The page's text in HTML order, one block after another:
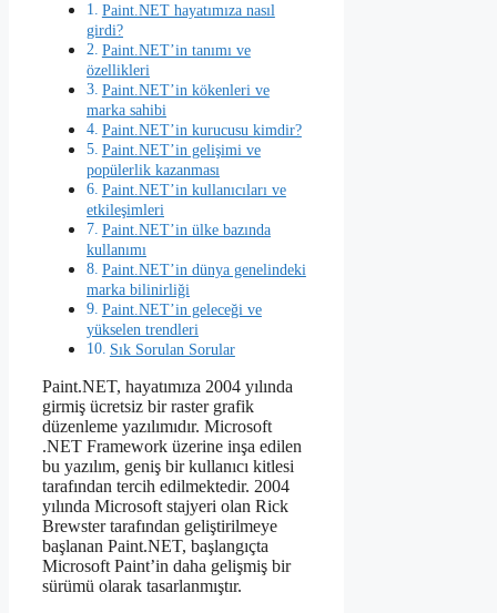
Paint.NET hayatımıza nasıl
girdi?
Paint.NET’in tanımı ve
özellikleri
Paint.NET’in kökenleri ve
marka sahibi
Paint.NET’in kurucusu kimdir?
Paint.NET’in gelişimi ve
popülerlik kazanması
Paint.NET’in kullanıcıları ve
etkileşimleri
Paint.NET’in ülke bazında
kullanımı
Paint.NET’in dünya genelindeki
marka bilinirliği
Paint.NET’in geleceği ve
yükselen trendleri
Sık Sorulan Sorular
Paint.NET, hayatımıza 2004 yılında
girmiş ücretsiz bir raster grafik
düzenleme yazılımıdır. Microsoft
.NET Framework üzerine inşa edilen
bu yazılım, geniş bir kullanıcı kitlesi
tarafından tercih edilmektedir. 2004
yılında Microsoft stajyeri olan Rick
Brewster tarafından geliştirilmeye
başlanan Paint.NET, başlangıçta
Microsoft Paint’in daha gelişmiş bir
sürümü olarak tasarlanmıştır.